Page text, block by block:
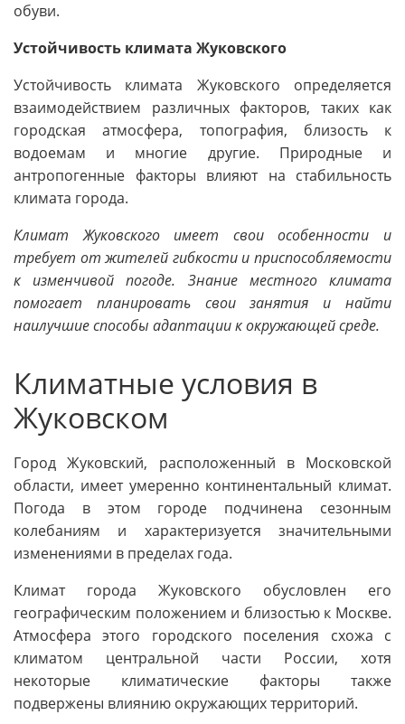
обуви.
Устойчивость климата Жуковского
Устойчивость климата Жуковского определяется
взаимодействием различных факторов, таких как
городская атмосфера, топография, близость к
водоемам и многие другие. Природные и
антропогенные факторы влияют на стабильность
климата города.
Климат Жуковского имеет свои особенности и
требует от жителей гибкости и приспособляемости
к изменчивой погоде. Знание местного климата
помогает планировать свои занятия и найти
наилучшие способы адаптации к окружающей среде.
Климатные условия в
Жуковском
Город Жуковский, расположенный в Московской
области, имеет умеренно континентальный климат.
Погода в этом городе подчинена сезонным
колебаниям и характеризуется значительными
изменениями в пределах года.
Климат города Жуковского обусловлен его
географическим положением и близостью к Москве.
Атмосфера этого городского поселения схожа с
климатом центральной части России, хотя
некоторые климатические факторы также
подвержены влиянию окружающих территорий.